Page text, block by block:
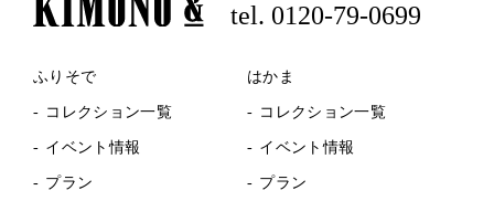
tel. 0120-79-0699
ふりそで
コレクション一覧
イベント情報
プラン
はかま
コレクション一覧
イベント情報
プラン